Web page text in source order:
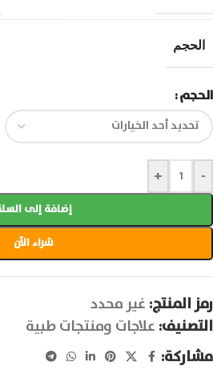
الحجم
الحجم
-
+
إضافة إلى
شراء الآن
رمز المنتج: غير محدد
التصنيف: علاجات ومنتجات طبية
مشاركة: